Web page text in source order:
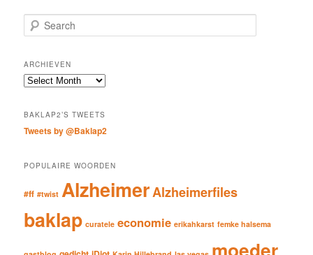
e
r
c
h
ARCHIEVEN
Archieven
BAKLAP2’S TWEETS
Tweets by @Baklap2
POPULAIRE WOORDEN
#ff #twist AlzheimerAlzheimerfiles
baklap curatele economie erikahkarst femke halsema
moeder